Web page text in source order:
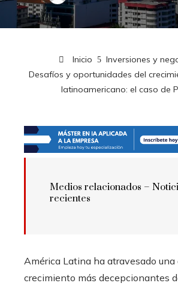
Inicio
Inversiones y
Desafíos y oportunidades del
latinoamericano: el caso de
Medios relacionados –
recientes
América Latina ha atravesado una
crecimiento más decepcionantes